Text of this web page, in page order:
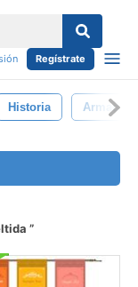
Regístrate
Historia Armadura